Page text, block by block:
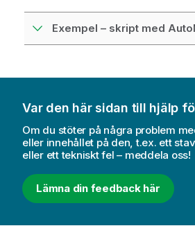
Exempel – skript med
Var den här sidan till hjälp
Om du stöter på några problem
eller innehållet på den, t.ex. ett
eller ett tekniskt fel – meddela oss!
Lämna din feedback här